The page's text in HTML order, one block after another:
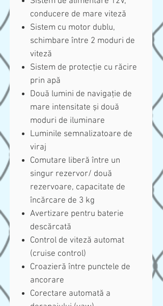
conducere de mare viteză
Sistem cu motor dublu,
schimbare între 2 moduri de
viteză
Sistem de protecție cu răcire
prin apă
Două lumini de navigație de
mare intensitate și două
moduri de iluminare
Luminile semnalizatoare de
viraj
Comutare liberă între un
singur rezervor/ două
rezervoare, capacitate de
încărcare de 3 kg
Avertizare pentru baterie
descărcată
Control de viteză automat
(cruise control)
Croazieră între punctele de
ancorare
Corectare automată a